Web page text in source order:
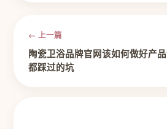
← 上一篇
陶瓷卫浴品牌官网该如何做好产
都踩过的坑